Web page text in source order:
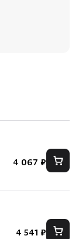
4 067 ₽
4 541 ₽